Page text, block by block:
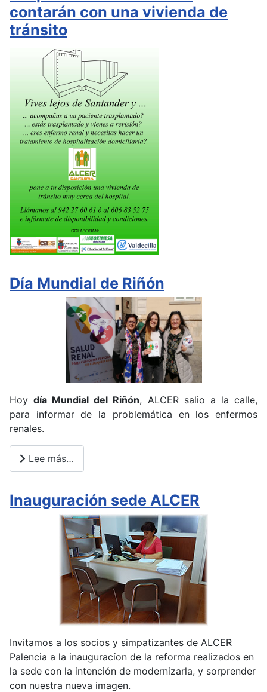
contarán con una vivienda de
tránsito
Día Mundial de Riñón
Hoydía Mundial del Riñón, ALCER salio a la calle,
para informar de la problemática en los enfermos
renales.
Lee más…
Inauguración sede ALCER
Invitamos a los socios y simpatizantes de ALCER
Palencia a la inauguracíon de la reforma realizados en
la sede con la intención de modernizarla, y sorprender
con nuestra nueva imagen.